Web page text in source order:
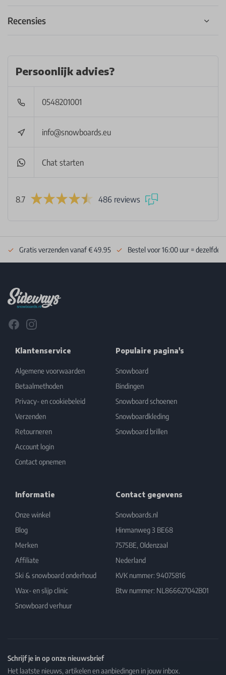
Recensies
Persoonlijk advies?
0548201001
info@snowboards.eu
Chat starten
8.7 486 reviews
Gratis verzenden vanaf € 49.95 Bestel voor 16:00 uur = dezelfde
FacebookInstagram
Klantenservice
Algemene voorwaarden
Betaalmethoden
Privacy- en cookiebeleid
Verzenden
Retourneren
Account login
Contact opnemen
Populaire pagina's
Snowboard
Bindingen
Snowboard schoenen
Snowboardkleding
Snowboard brillen
Informatie
Onze winkel
Blog
Merken
Affiliate
Ski & snowboard onderhoud
Wax- en slijp clinic
Snowboard verhuur
Contact gegevens
Snowboards.nl
Hinmanweg 3 BE68
7575BE, Oldenzaal
Nederland
KVK nummer: 94075816
Btw nummer: NL866627042B01
Schrijf je in op onze nieuwsbrief
Het laatste nieuws, artikelen en aanbiedingen in jouw inbox.